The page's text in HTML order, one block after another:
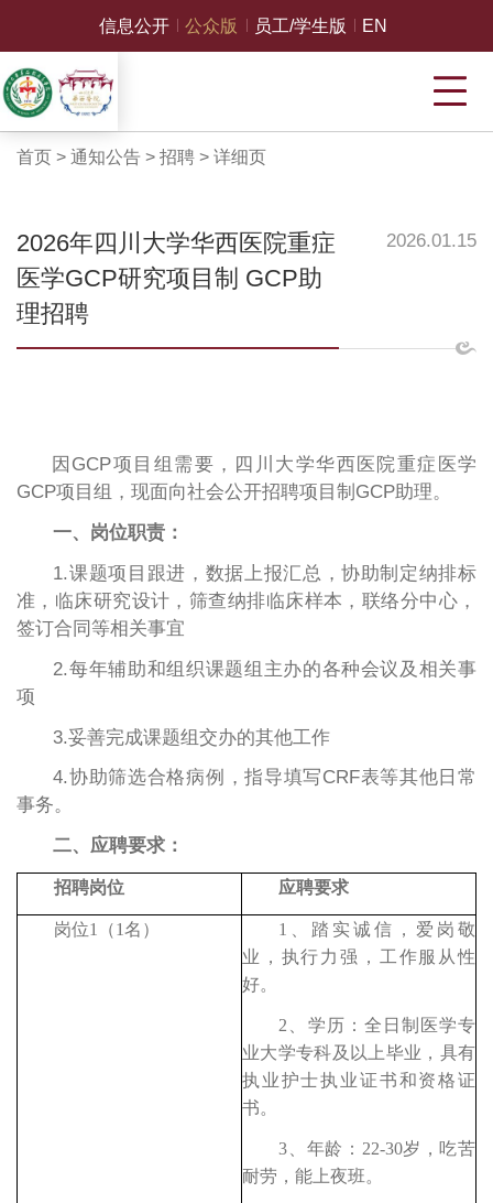
信息公开 公众版 员工/学生版 EN
首页 > 通知公告> 招聘> 详细页
2026年四川大学华西医院重症
医学GCP研究项目制 GCP助
理招聘
2026.01.15
因 GCP项目组需要， 四川大学华西医院重症医学
GCP项目组 ，现面向社会公开招聘项目制 GCP助理。
一、岗位职责：
1.课题项目跟进，数据上报汇总，协助制定纳排标
准，临床研究设计，筛查纳排临床样本，联络分中心，
签订合同等相关事宜
2.每年辅助和组织课题组主办的各种会议及相关事
项
3.妥善完成课题组交办的其他工作
4.协助筛选合格病例，指导填写CRF表等其他日常
事务。
二、应聘要求：
招聘岗位 应聘要求
岗位1（1名） 1、 踏实诚信，爱岗敬
业，执行力强，工作服从性
好。
2、 学历： 全日制医学专
业大学专科及以上毕业，具有
执业护士执业证书和资格证
书。
3、 年龄： 22-30岁，吃苦
耐劳，能上夜班。